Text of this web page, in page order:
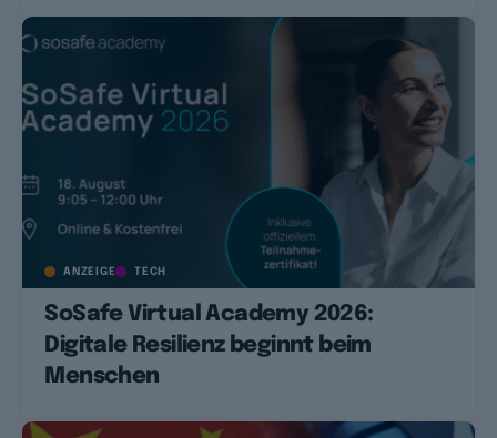
ANZEIGE TECH
SoSafe Virtual Academy 2026:
Digitale Resilienz beginnt beim
Menschen